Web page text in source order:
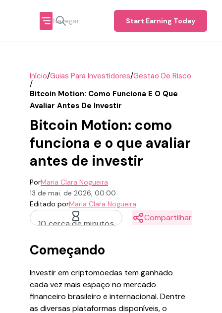
Start Earning Today
Início/Guias Para Investidores/Gestao De Risco
/
Bitcoin Motion: Como Funciona E O Que
Avaliar Antes De Investir
Bitcoin Motion: como
funciona e o que avaliar
antes de investir
PorMaria Clara Nogueira
13 de mai. de 2026, 00:00
Editado porMaria Clara Nogueira
10 cerca de minutos
Compartilhar
Começando
Investir em criptomoedas tem ganhado
cada vez mais espaço no mercado
financeiro brasileiro e internacional. Dentre
as diversas plataformas disponíveis, o